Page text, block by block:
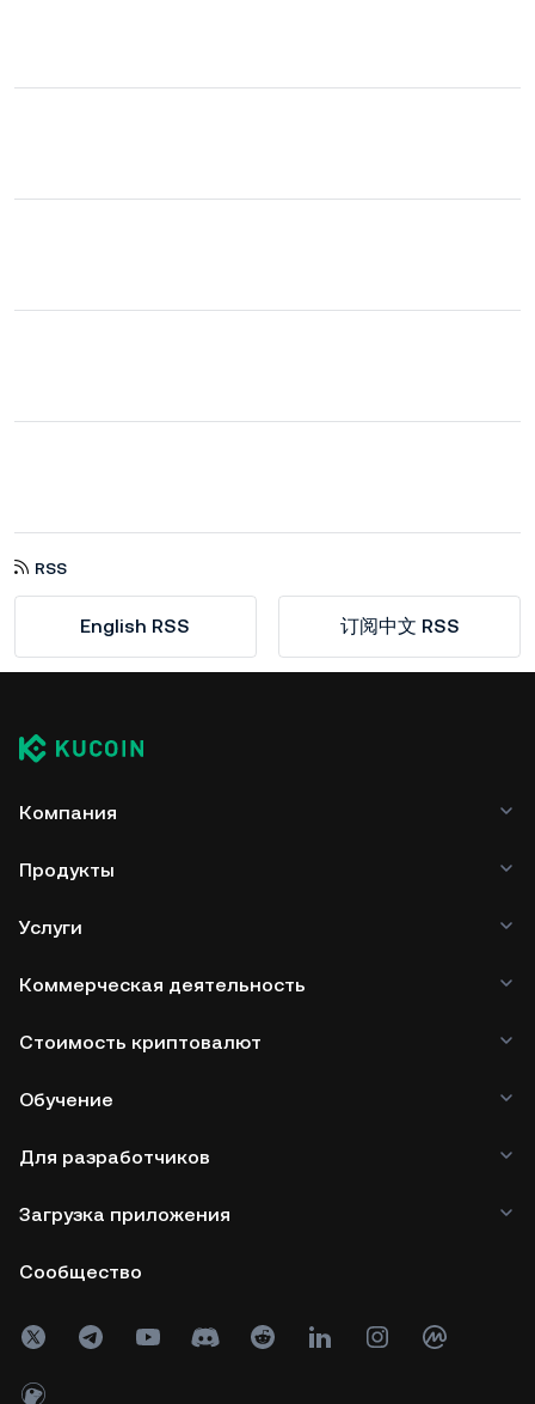
RSS
English RSS 订阅中文 RSS
Компания
Продукты
Услуги
Коммерческая деятельность
Стоимость криптовалют
Обучение
Для разработчиков
Загрузка приложения
Сообщество